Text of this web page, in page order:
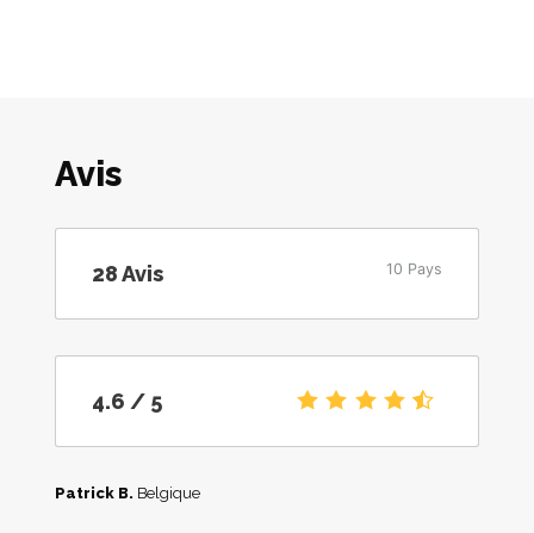
Avis
28Avis 10 Pays
4.6 / 5
Patrick B. Belgique